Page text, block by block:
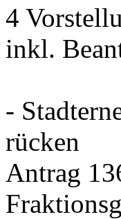
4
inkl.
-
rücken
Antrag